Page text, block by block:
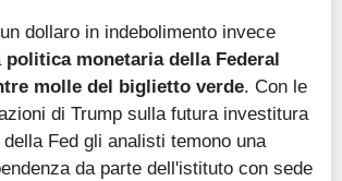
dollaro in indebolimento invece
politica monetaria della Federal
molle del biglietto verde. Con le
di Trump sulla futura investitura
Fed gli analisti temono una
da parte dell'istituto con sede